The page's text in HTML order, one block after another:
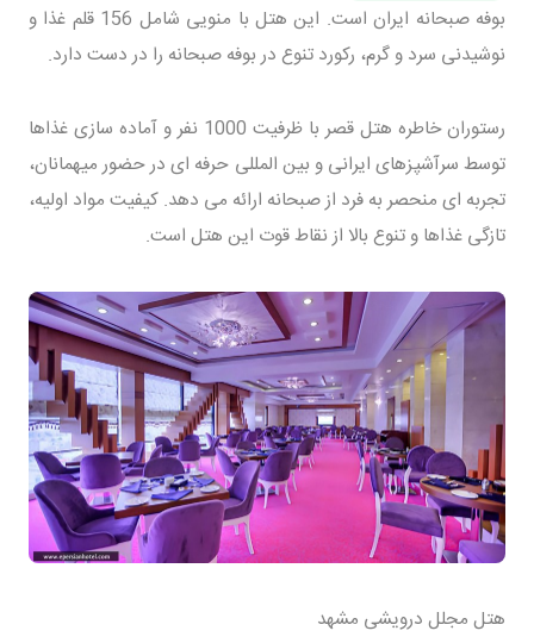
بوفه صبحانه ایران است. این هتل با منویی شامل 156 قلم غذا و
نوشیدنی سرد و گرم، رکورد تنوع در بوفه صبحانه را در دست دارد.
رستوران خاطره هتل قصر با ظرفیت 1000 نفر و آماده سازی غذاها
توسط سرآشپزهای ایرانی و بین المللی حرفه ای در حضور میهمانان،
تجربه ای منحصر به فرد از صبحانه ارائه می دهد. کیفیت مواد اولیه،
تازگی غذاها و تنوع بالا از نقاط قوت این هتل است.
هتل مجلل درویشی مشهد